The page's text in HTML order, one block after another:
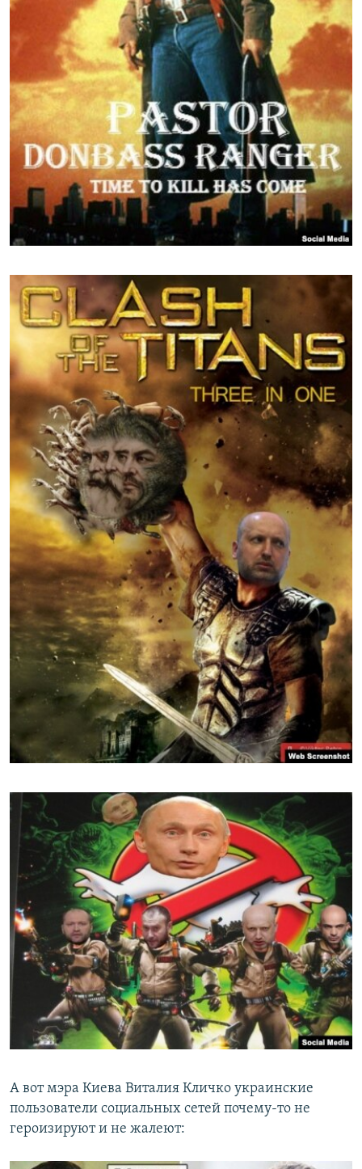
А вот мэра Киева Виталия Кличко украинские
пользователи социальных сетей почему-то не
героизируют и не жалеют: